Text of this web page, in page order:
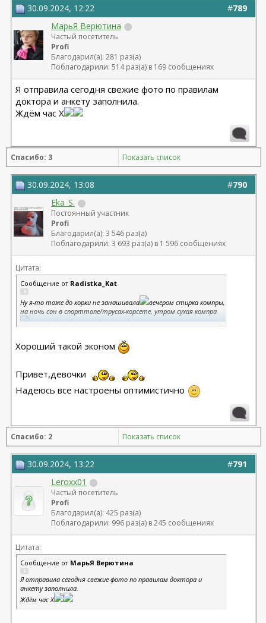
#789
30.09.2024, 12:22
МарьЯ Верютина
Частый посетитель
Profi
Благодарил(а): 281 раз(а)
Поблагодарили: 514 раз(а) в 169 сообщениях
Я отправила сегодня свежие фото по правилам
доктора и анкету заполнила.
Ждём час X
Спасибо: 3 Показать список
#790
30.09.2024, 13:08
Eka_S.
Постоянный участник
Profi
Благодарил(а): 3 546 раз(а)
Поблагодарили: 3 693 раз(а) в 1 596 сообщениях
Цитата:
Сообщение от Radistka_Kat
Ну я-то тоже до корки не занашивала
вечером стирка компры,
на ночь сон в спорттопе/трусах-корсете, утром сухая компра
вопрс обсуждали про доп.расходы, поэтому и написала, что
Хороший такой эконом
Привет,девочки
Надеюсь все настроены оптимистично
Спасибо: 2 Показать список
#791
30.09.2024, 13:22
Leroxx01
Частый посетитель
Profi
Благодарил(а): 425 раз(а)
Поблагодарили: 996 раз(а) в 245 сообщениях
Цитата:
Сообщение от МарьЯ Верютина
Я отправила сегодня свежие фото по правилам доктора и
анкету заполнила.
Ждём час X